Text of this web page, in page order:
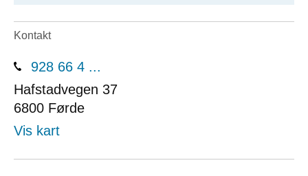
Kontakt
928 66 4 ...
Hafstadvegen 37
6800 Førde
Vis kart